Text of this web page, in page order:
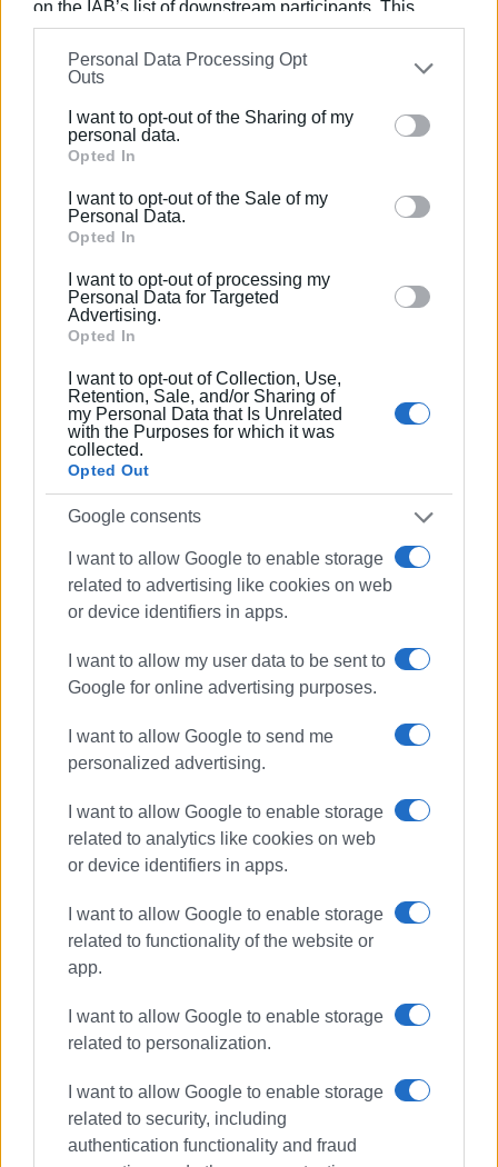
on the IAB’s list of downstream participants. This
information may also be disclosed by us to third parties
on theIAB’s List of Downstream Participants
that may
further disclose it to other third parties.
Please note that this website/app uses one or more
Google services and may gather and store information
behaviour. You may click to grant or deny consent to
Google and its third-party tags to use your data for
section.
Personal Data Processing Opt
Outs
I want to opt-out of the Sharing of my
personal data.
Opted In
I want to opt-out of the Sale of my
Personal Data.
Opted In
I want to opt-out of processing my
Personal Data for Targeted
Advertising.
Opted In
I want to opt-out of Collection, Use,
Retention, Sale, and/or Sharing of
my Personal Data that Is Unrelated
with the Purposes for which it was
collected.
Opted Out
Google consents
I want to allow Google to enable storage
related to advertising like cookies on web
or device identifiers in apps.
I want to allow my user data to be sent to
Google for online advertising purposes.
I want to allow Google to send me
personalized advertising.
I want to allow Google to enable storage
related to analytics like cookies on web
or device identifiers in apps.
I want to allow Google to enable storage
related to functionality of the website or
app.
I want to allow Google to enable storage
related to personalization.
I want to allow Google to enable storage
related to security, including
authentication functionality and fraud
Καποδίστριας, Αναστάσιος Καποδίστριας και Ιωάννης
συνεδριάσει προκειμένου να συγκροτηθεί σε σώμα και
πρωταθλητή Κέρκυρας.
Εμφανίσεις: 2841
ΣΠΥΡΟΣ ΠΙΚΟΥΛΑΣ
Πτυχιούχος Οικονομικών του Πανεπιστημίου
Πειραιά. Συνεργάστηκε στο ξεκίνημα με την
«Αθλητική Πορεία της Κέρκυρας», ενώ από τις
αρχές του ΄92 και για 25 χρόνια στο «Κερκυραϊκό
«Κερκυραϊκά Σπορ» και από το 2000 και για 15
χρόνια στο «ΦΩΣ των ΣΠΟΡ». Από το 2015
εργάζεται στην «ΕΝΗΜΕΡΩΣΗ», ενώ
Channel (στα πρώτα χρόνια λειτουργίας του) και
Start TV, συνολικά 15 χρόνια.
Ακολουθήστε το enimerosi στο
Συνδρομητές στο e-paper